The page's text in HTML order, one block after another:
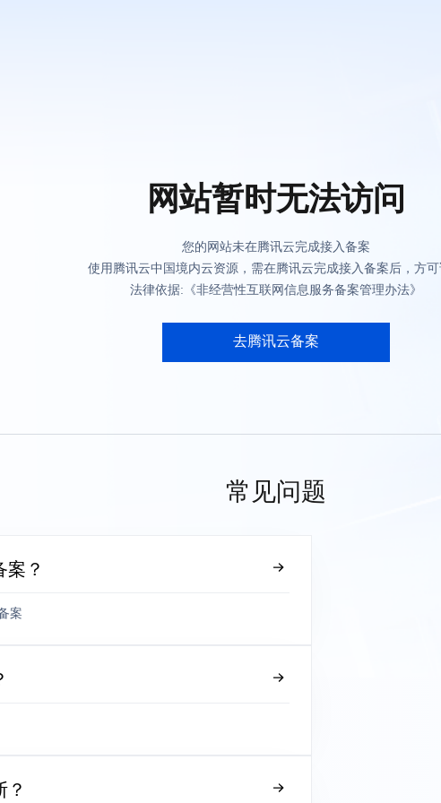
网站暂时无法访问
您的网站未在腾讯云完成接入备案
使用腾讯云中国境内云资源，需在腾讯云完成接入备案后，方
法律依据:《非经营性互联网信息服务备案管理办法》
去腾讯云备案
常见问题
案？
案
？